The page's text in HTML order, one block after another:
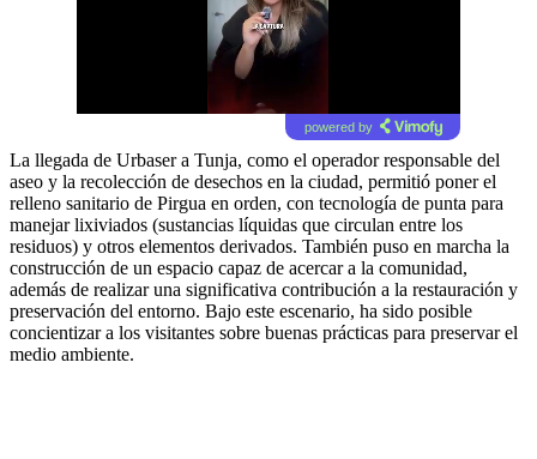
powered by
La llegada de Urbaser a Tunja, como el operador responsable del
aseo y la recolección de desechos en la ciudad, permitió poner el
relleno sanitario de Pirgua en orden, con tecnología de punta para
manejar lixiviados (sustancias líquidas que circulan entre los
residuos) y otros elementos derivados. También puso en marcha la
construcción de un espacio capaz de acercar a la comunidad,
además de realizar una significativa contribución a la restauración y
preservación del entorno. Bajo este escenario, ha sido posible
concientizar a los visitantes sobre buenas prácticas para preservar el
medio ambiente.